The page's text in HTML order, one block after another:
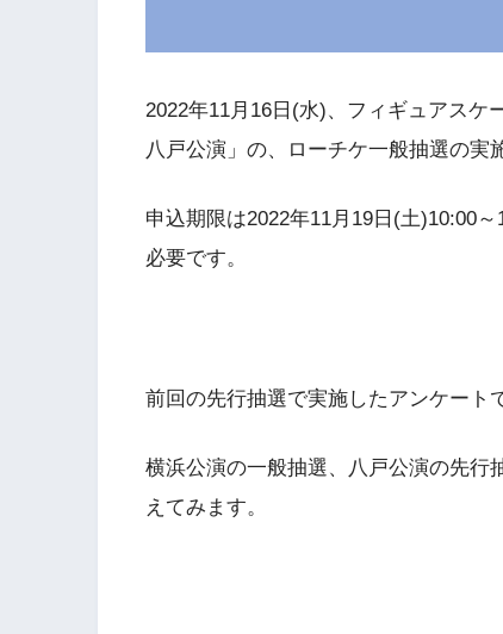
2022年11月16日(水)、フィギュアス
八戸公演」の、ローチケ一般抽選の実
申込期限は2022年11月19日(土)10:00
必要です。
前回の先行抽選で実施したアンケート
横浜公演の一般抽選、八戸公演の先行
えてみます。